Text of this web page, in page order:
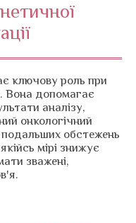
ключову роль при
Вона допомагає
аналізу,
онкологічний
подальших обстежень
мірі знижує
зважені,